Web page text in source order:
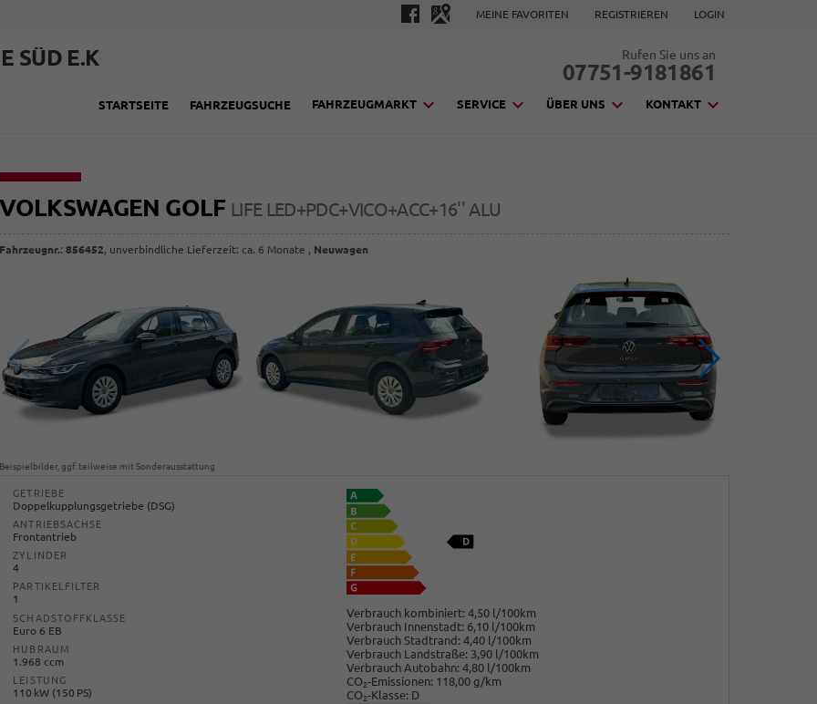
MEINE FAVORITEN REGISTRIEREN LOGIN
SÜD E.K Rufen Sie uns an
07751-9181861
STARTSEITE FAHRZEUGSUCHE FAHRZEUGMARKT SERVICE ÜBER UNS KONTAKT
VOLKSWAGEN GOLF LIFE LED+PDC+VICO+ACC+16'' ALU
Fahrzeugnr.:856452, unverbindliche Lieferzeit: ca. 6 Monate , Neuwagen
Beispielbilder, ggf. teilweise mit Sonderausstattung
GETRIEBE
Doppelkupplungsgetriebe (DSG)
ANTRIEBSACHSE
Frontantrieb
ZYLINDER
4
PARTIKELFILTER
1
SCHADSTOFFKLASSE
Euro 6 EB
HUBRAUM
1.968 ccm
LEISTUNG
110 kW (150 PS)
Verbrauch kombiniert: 4,50 l/100km
Verbrauch Innenstadt: 6,10 l/100km
Verbrauch Stadtrand: 4,40 l/100km
Verbrauch Landstraße: 3,90 l/100km
Verbrauch Autobahn: 4,80 l/100km
CO2-Emissionen: 118,00 g/km
CO2-Klasse: D